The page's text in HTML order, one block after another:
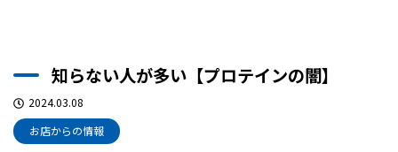
知らない人が多い【プロテインの闇】
2024.03.08
お店からの情報